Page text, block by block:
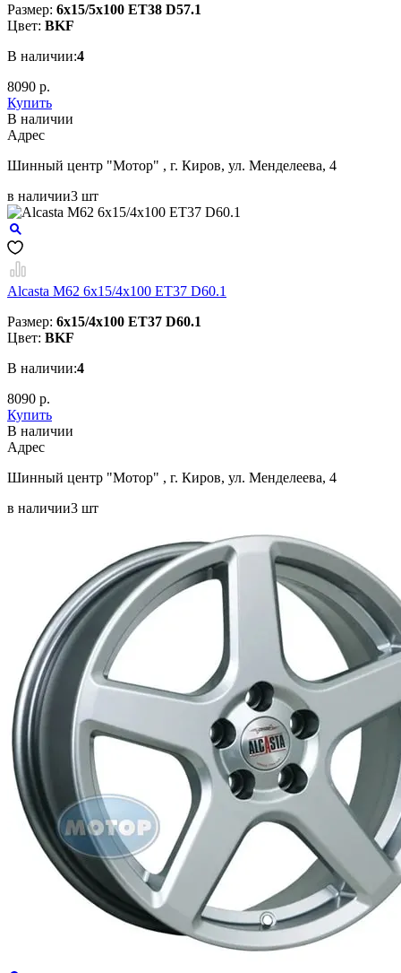
Размер: 6x15/5x100 ET38 D57.1
Цвет: BKF
В наличии:4
8090 р.
Купить
В наличии
Aдрес
Шинный центр "Мотор" , г. Киров, ул. Менделеева, 4
в наличии3 шт
Alcasta M62 6x15/4x100 ET37 D60.1
Размер: 6x15/4x100 ET37 D60.1
Цвет: BKF
В наличии:4
8090 р.
Купить
В наличии
Aдрес
Шинный центр "Мотор" , г. Киров, ул. Менделеева, 4
в наличии3 шт